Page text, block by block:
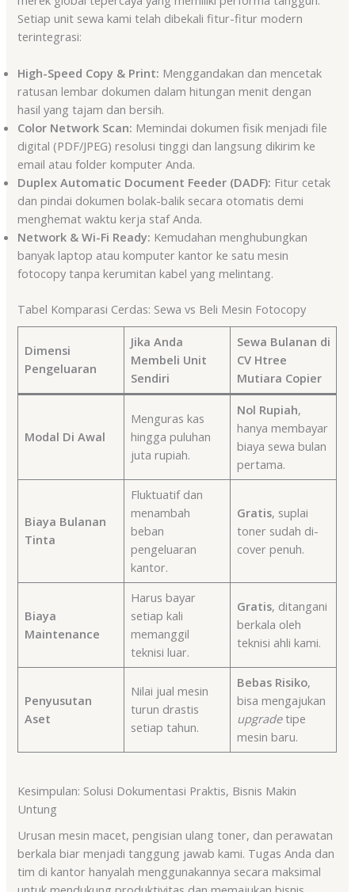
Setiap unit sewa kami telah dibekali fitur-fitur modern
terintegrasi:
High-Speed Copy & Print: Menggandakan dan mencetak
ratusan lembar dokumen dalam hitungan menit dengan
hasil yang tajam dan bersih.
Color Network Scan: Memindai dokumen fisik menjadi file
digital (PDF/JPEG) resolusi tinggi dan langsung dikirim ke
email atau folder komputer Anda.
Duplex Automatic Document Feeder (DADF): Fitur cetak
dan pindai dokumen bolak-balik secara otomatis demi
menghemat waktu kerja staf Anda.
Network & Wi-Fi Ready: Kemudahan menghubungkan
banyak laptop atau komputer kantor ke satu mesin
fotocopy tanpa kerumitan kabel yang melintang.
Tabel Komparasi Cerdas: Sewa vs Beli Mesin Fotocopy
Dimensi
Pengeluaran
Jika Anda
Membeli Unit
Sendiri
Sewa Bulanan di
CV Htree
Mutiara Copier
Modal Di Awal
Menguras kas
hingga puluhan
juta rupiah.
Nol Rupiah,
hanya membayar
biaya sewa bulan
pertama.
Biaya Bulanan
Tinta
Fluktuatif dan
menambah
beban
pengeluaran
kantor.
Gratis, suplai
toner sudah di-
cover penuh.
Biaya
Maintenance
Harus bayar
setiap kali
memanggil
teknisi luar.
Gratis, ditangani
berkala oleh
teknisi ahli kami.
Penyusutan
Aset
Nilai jual mesin
turun drastis
setiap tahun.
Bebas Risiko,
bisa mengajukan
upgradetipe
mesin baru.
Kesimpulan: Solusi Dokumentasi Praktis, Bisnis Makin
Untung
Urusan mesin macet, pengisian ulang toner, dan perawatan
berkala biar menjadi tanggung jawab kami. Tugas Anda dan
tim di kantor hanyalah menggunakannya secara maksimal